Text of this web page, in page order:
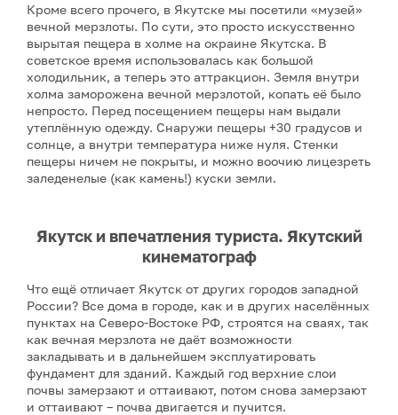
Кроме всего прочего, в Якутске мы посетили «музей»
вечной мерзлоты. По сути, это просто искусственно
вырытая пещера в холме на окраине Якутска. В
советское время использовалась как большой
холодильник, а теперь это аттракцион. Земля внутри
холма заморожена вечной мерзлотой, копать её было
непросто. Перед посещением пещеры нам выдали
утеплённую одежду. Снаружи пещеры +30 градусов и
солнце, а внутри температура ниже нуля. Стенки
пещеры ничем не покрыты, и можно воочию лицезреть
заледенелые (как камень!) куски земли.
Якутск и впечатления туриста. Якутский
кинематограф
Что ещё отличает Якутск от других городов западной
России? Все дома в городе, как и в других населённых
пунктах на Северо-Востоке РФ, строятся на сваях, так
как вечная мерзлота не даёт возможности
закладывать и в дальнейшем эксплуатировать
фундамент для зданий. Каждый год верхние слои
почвы замерзают и оттаивают, потом снова замерзают
и оттаивают – почва двигается и пучится.